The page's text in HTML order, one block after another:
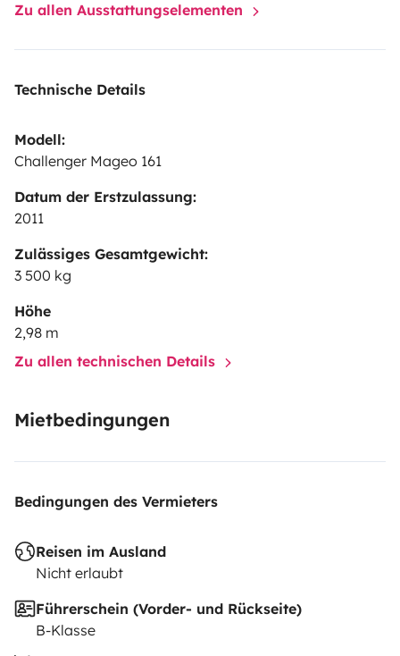
Zu allen Ausstattungselementen
Technische Details
Modell:
Challenger Mageo 161
Datum der Erstzulassung:
2011
Zulässiges Gesamtgewicht:
3 500 kg
Höhe
2,98 m
Zu allen technischen Details
Mietbedingungen
Bedingungen des Vermieters
Reisen im Ausland
Nicht erlaubt
Führerschein (Vorder- und Rückseite)
B-Klasse